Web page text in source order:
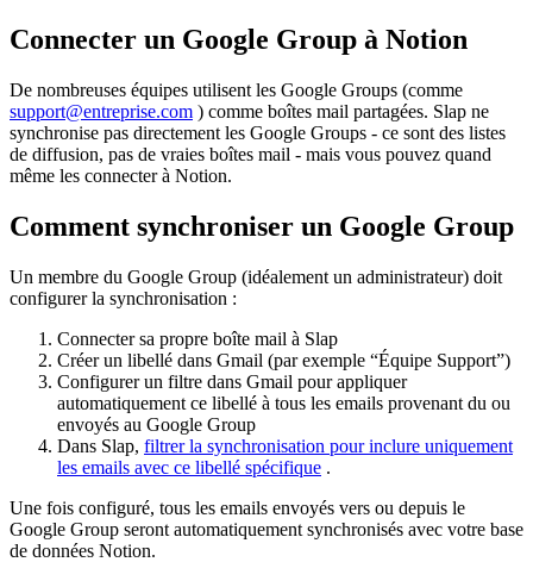
Connecter un Google Group à Notion
De nombreuses équipes utilisent les Google Groups (comme
support@entreprise.com ) comme boîtes mail partagées. Slap ne
synchronise pas directement les Google Groups - ce sont des listes
de diffusion, pas de vraies boîtes mail - mais vous pouvez quand
même les connecter à Notion.
Comment synchroniser un Google Group
Un membre du Google Group (idéalement un administrateur) doit
configurer la synchronisation :
Connecter sa propre boîte mail à Slap
Créer un libellé dans Gmail (par exemple “Équipe Support”)
Configurer un filtre dans Gmail pour appliquer
automatiquement ce libellé à tous les emails provenant du ou
envoyés au Google Group
Dans Slap, filtrer la synchronisation pour inclure uniquement
les emails avec ce libellé spécifique .
Une fois configuré, tous les emails envoyés vers ou depuis le
Google Group seront automatiquement synchronisés avec votre base
de données Notion.